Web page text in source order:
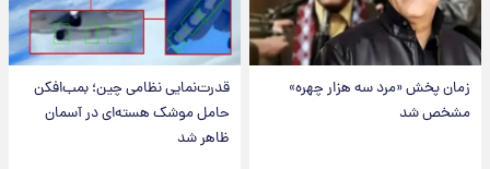
زمان پخش «مرد سه هزار چهره»
مشخص شد
قدرت‌نمایی نظامی چین؛ بمب‌افکن
حامل موشک هسته‌ای در آسمان
ظاهر شد